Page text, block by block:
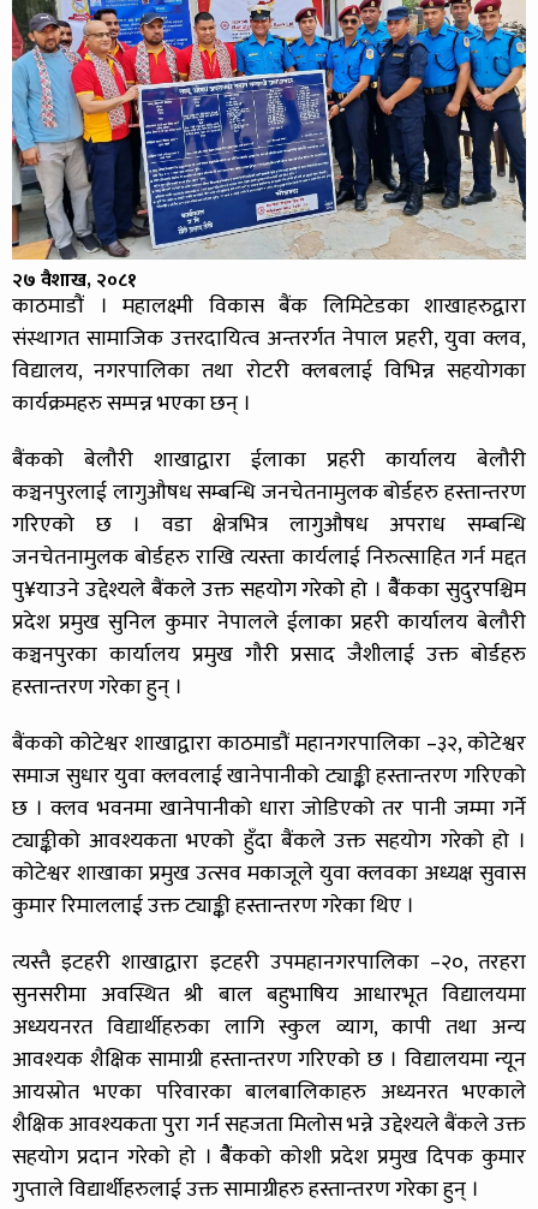
२७ वैशाख, २०८१
काठमाडौं । महालक्ष्मी विकास बैंक लिमिटेडका शाखाहरुद्वारा
संस्थागत सामाजिक उत्तरदायित्व अन्तरर्गत नेपाल प्रहरी, युवा क्लव,
विद्यालय, नगरपालिका तथा रोटरी क्लबलाई विभिन्न सहयोगका
कार्यक्रमहरु सम्पन्न भएका छन् ।
बैंकको बेलौरी शाखाद्वारा ईलाका प्रहरी कार्यालय बेलौरी
कञ्चनपुरलाई लागुऔषध सम्बन्धि जनचेतनामुलक बोर्डहरु हस्तान्तरण
गरिएको छ । वडा क्षेत्रभित्र लागुऔषध अपराध सम्बन्धि
जनचेतनामुलक बोर्डहरु राखि त्यस्ता कार्यलाई निरुत्साहित गर्न मद्दत
पु¥याउने उद्देश्यले बैंकले उक्त सहयोग गरेको हो । बैैंकका सुदुरपश्चिम
प्रदेश प्रमुख सुनिल कुमार नेपालले ईलाका प्रहरी कार्यालय बेलौरी
कञ्चनपुरका कार्यालय प्रमुख गौरी प्रसाद जैशीलाई उक्त बोर्डहरु
हस्तान्तरण गरेका हुन् ।
बैंकको कोटेश्वर शाखाद्वारा काठमाडौं महानगरपालिका –३२, कोटेश्वर
समाज सुधार युवा क्लवलाई खानेपानीको ट्याङ्की हस्तान्तरण गरिएको
छ । क्लव भवनमा खानेपानीको धारा जोडिएको तर पानी जम्मा गर्ने
ट्याङ्कीको आवश्यकता भएको हुँदा बैंकले उक्त सहयोग गरेको हो ।
कोटेश्वर शाखाका प्रमुख उत्सव मकाजूले युवा क्लवका अध्यक्ष सुवास
कुमार रिमाललाई उक्त ट्याङ्की हस्तान्तरण गरेका थिए ।
त्यस्तै इटहरी शाखाद्वारा इटहरी उपमहानगरपालिका –२०, तरहरा
सुनसरीमा अवस्थित श्री बाल बहुभाषिय आधारभूत विद्यालयमा
अध्ययनरत विद्यार्थीहरुका लागि स्कुल व्याग, कापी तथा अन्य
आवश्यक शैक्षिक सामाग्री हस्तान्तरण गरिएको छ । विद्यालयमा न्यून
आयस्रोत भएका परिवारका बालबालिकाहरु अध्यनरत भएकाले
शैक्षिक आवश्यकता पुरा गर्न सहजता मिलोस भन्ने उद्देश्यले बैंकले उक्त
सहयोग प्रदान गरेको हो । बैैंकको कोशी प्रदेश प्रमुख दिपक कुमार
गुप्ताले विद्यार्थीहरुलाई उक्त सामाग्रीहरु हस्तान्तरण गरेका हुन् ।